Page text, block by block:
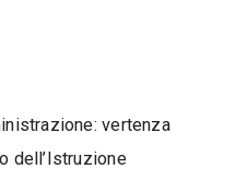
vertenza
dell’Istruzione